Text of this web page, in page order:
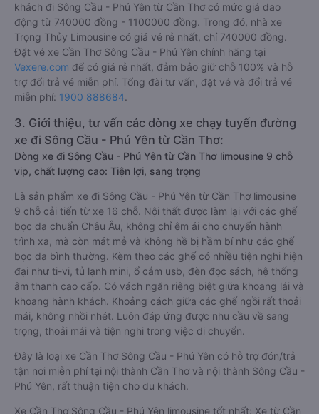
khách đi Sông Cầu - Phú Yên từ Cần Thơ có mức giá dao
động từ 740000 đồng - 1100000 đồng. Trong đó, nhà xe
Trọng Thủy Limousine có giá vé rẻ nhất, chỉ 740000 đồng.
Đặt vé xe Cần Thơ Sông Cầu - Phú Yên chính hãng tại
Vexere.com để có giá rẻ nhất, đảm bảo giữ chỗ 100% và hỗ
trợ đổi trả vé miễn phí. Tổng đài tư vấn, đặt vé và đổi trả vé
miễn phí: 1900 888684.
3. Giới thiệu, tư vấn các dòng xe chạy tuyến đường
xe đi Sông Cầu - Phú Yên từ Cần Thơ:
Dòng xe đi Sông Cầu - Phú Yên từ Cần Thơ limousine 9 chỗ
vip, chất lượng cao: Tiện lợi, sang trọng
Là sản phẩm xe đi Sông Cầu - Phú Yên từ Cần Thơ limousine
9 chỗ cải tiến từ xe 16 chỗ. Nội thất được làm lại với các ghế
bọc da chuẩn Châu Âu, không chỉ êm ái cho chuyến hành
trình xa, mà còn mát mẻ và không hề bị hầm bí như các ghế
bọc da bình thường. Kèm theo các ghế có nhiều tiện nghi hiện
đại như ti-vi, tủ lạnh mini, ổ cắm usb, đèn đọc sách, hệ thống
âm thanh cao cấp. Có vách ngăn riêng biệt giữa khoang lái và
khoang hành khách. Khoảng cách giữa các ghế ngồi rất thoải
mái, không nhồi nhét. Luôn đáp ứng được nhu cầu về sang
trọng, thoải mái và tiện nghi trong việc di chuyển.
Đây là loại xe Cần Thơ Sông Cầu - Phú Yên có hỗ trợ đón/trả
tận nơi miễn phí tại nội thành Cần Thơ và nội thành Sông Cầu -
Phú Yên, rất thuận tiện cho du khách.
Xe Cần Thơ Sông Cầu - Phú Yên limousine tốt nhất: Xe từ Cần